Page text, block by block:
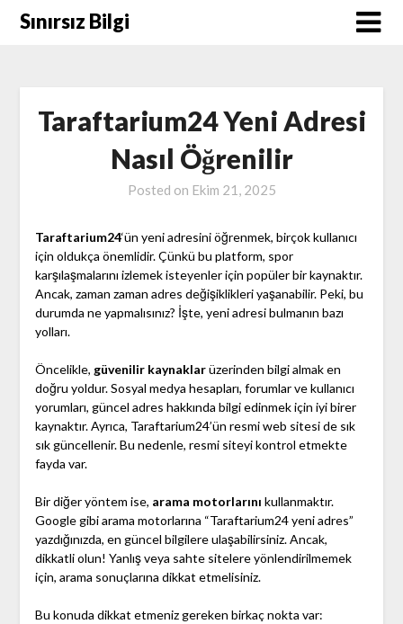
SkipSınırsız Bilgi
Taraftarium24 Yeni Adresi
Nasıl Öğrenilir
Posted on Ekim 21, 2025
Taraftarium24‘ün yeni adresini öğrenmek, birçok kullanıcı
için oldukça önemlidir. Çünkü bu platform, spor
karşılaşmalarını izlemek isteyenler için popüler bir kaynaktır.
Ancak, zaman zaman adres değişiklikleri yaşanabilir. Peki, bu
durumda ne yapmalısınız? İşte, yeni adresi bulmanın bazı
yolları.
Öncelikle, güvenilir kaynaklarüzerinden bilgi almak en
doğru yoldur. Sosyal medya hesapları, forumlar ve kullanıcı
yorumları, güncel adres hakkında bilgi edinmek için iyi birer
kaynaktır. Ayrıca, Taraftarium24’ün resmi web sitesi de sık
sık güncellenir. Bu nedenle, resmi siteyi kontrol etmekte
fayda var.
Bir diğer yöntem ise, arama motorlarını kullanmaktır.
Google gibi arama motorlarına “Taraftarium24 yeni adres”
yazdığınızda, en güncel bilgilere ulaşabilirsiniz. Ancak,
dikkatli olun! Yanlış veya sahte sitelere yönlendirilmemek
için, arama sonuçlarına dikkat etmelisiniz.
Bu konuda dikkat etmeniz gereken birkaç nokta var: